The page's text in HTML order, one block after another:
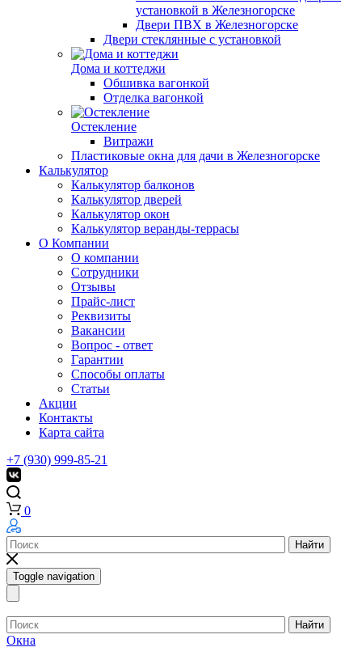
установкой в Железногорске
Двери ПВХ в Железногорске
Двери стеклянные с установкой
Дома и коттеджи
Обшивка вагонкой
Отделка вагонкой
Остекление
Витражи
Пластиковые окна для дачи в Железногорске
Калькулятор
Калькулятор балконов
Калькулятор дверей
Калькулятор окон
Калькулятор веранды-террасы
О Компании
О компании
Сотрудники
Отзывы
Прайс-лист
Реквизиты
Вакансии
Вопрос - ответ
Гарантии
Способы оплаты
Статьи
Акции
Контакты
Карта сайта
+7 (930) 999-85-21
0
Найти
Toggle navigation
Найти
Окна